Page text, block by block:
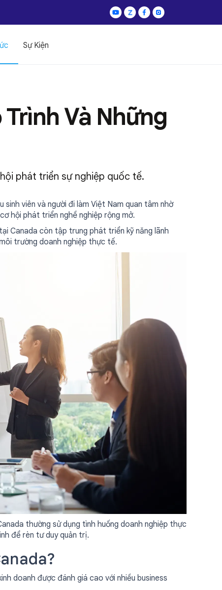
Sự Kiện
Và Những
phát triển sự nghiệp quốc tế.
viên và người đi làm Việt Nam quan tâm nhờ
hội phát triển nghề nghiệp rộng mở.
Canada còn tập trung phát triển kỹ năng lãnh
trường doanh nghiệp thực tế.
thường sử dụng tình huống doanh nghiệp thực
để rèn tư duy quản trị.
doanh được đánh giá cao với nhiều business